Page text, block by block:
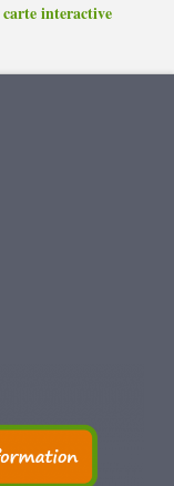
carte interactive